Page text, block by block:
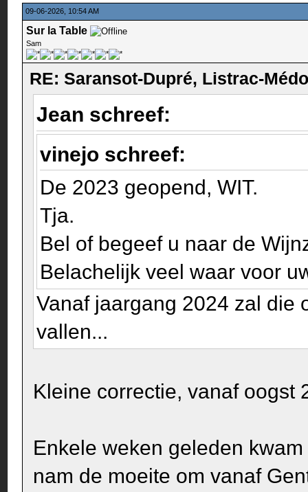
09-06-2026, 10:54 AM
Sur la Table
Sam
RE: Saransot-Dupré, Listrac-
Jean schreef:
vinejo schreef:
De 2023 geopend, WIT.
Tja.
Bel of begeef u naar de
Belachelijk veel waar voor
Vanaf jaargang 2024 zal die
vallen...
Kleine correctie, vanaf oogst
Enkele weken geleden
nam de moeite om vanaf